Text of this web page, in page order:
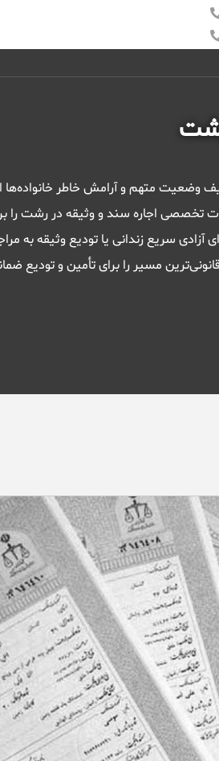
وضعیت متهم و آرامش خاطر
تخصصی اجاره سند و وثیقه در رشت را
آزادی سریع زندانی یا تودیع وثیقه به
قانونی‌ترین مسیر را برای تأمین و تودیع